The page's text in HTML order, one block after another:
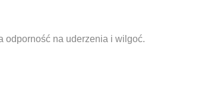
odporność na uderzenia i wilgoć.